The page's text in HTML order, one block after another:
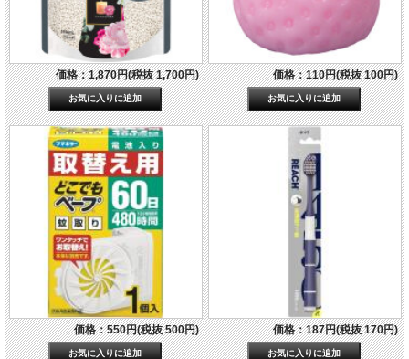
価格：1,870円(税抜 1,700円) 価格：110円(税抜 100円)
価格：550円(税抜 500円) 価格：187円(税抜 170円)